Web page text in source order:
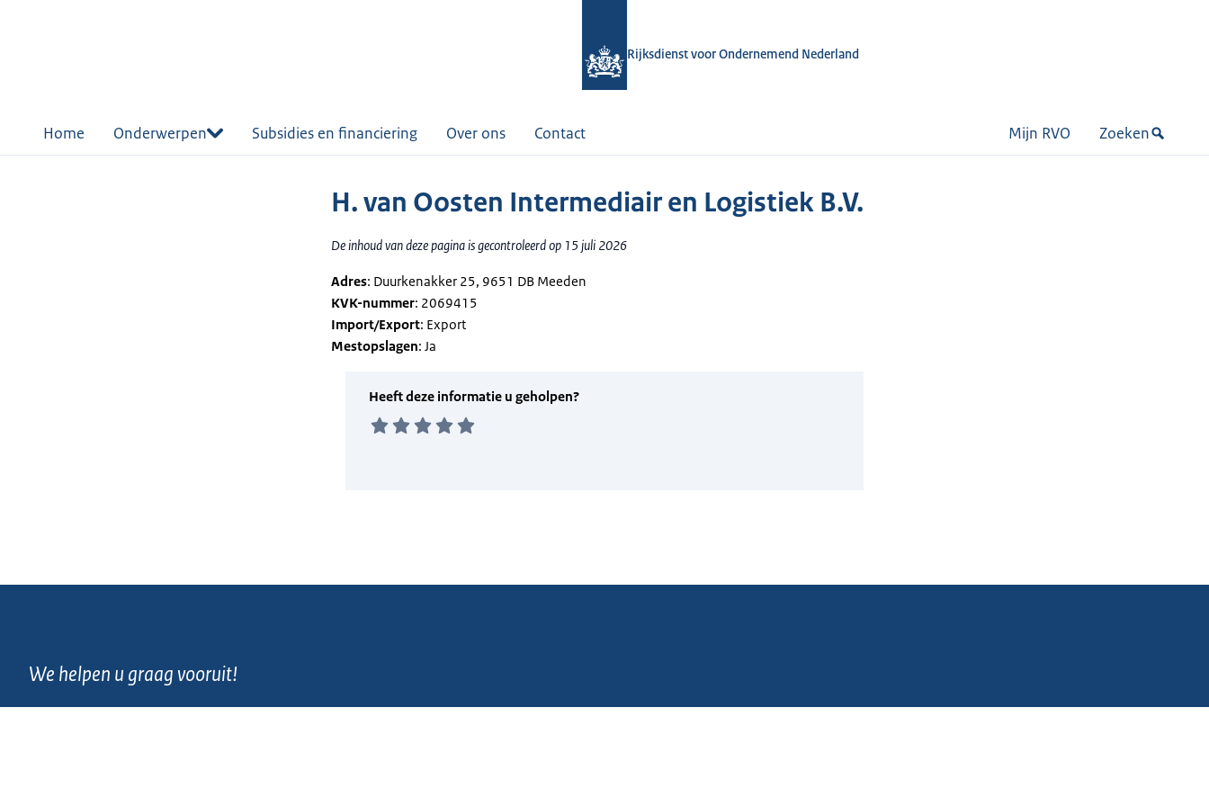
Rijksdienst voor Ondernemend Nederland
Home Onderwerpen Subsidies en financiering Over ons Contact Mijn RVO Zoeken
H. van Oosten Intermediair en Logistiek B.V.
De inhoud van deze pagina is gecontroleerd op 15 juli 2026
Adres: Duurkenakker 25, 9651 DB Meeden
KVK-nummer: 2069415
Import/Export: Export
Mestopslagen: Ja
We helpen u graag vooruit!